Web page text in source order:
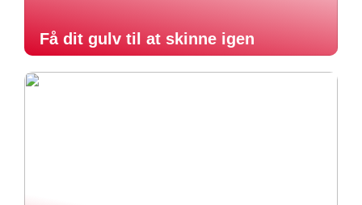
Få dit gulv til at skinne igen